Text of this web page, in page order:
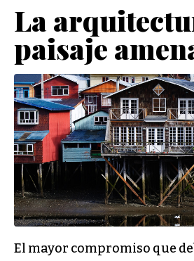
La
paisaje
El mayor compromiso que